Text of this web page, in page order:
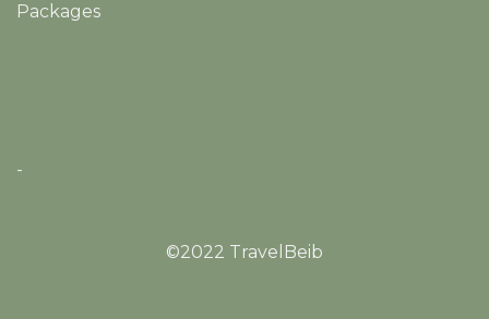
Packages
-
©2022 TravelBeib